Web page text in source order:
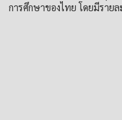
การศึกษาของไทย โดยมีราย